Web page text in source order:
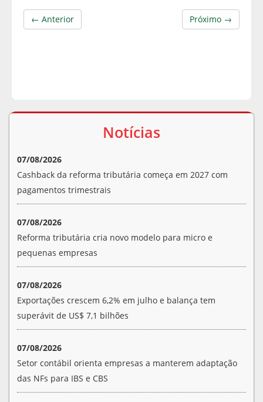
Próximo →
← Anterior
Notícias
07/08/2026
Cashback da reforma tributária começa em 2027 com
pagamentos trimestrais
07/08/2026
Reforma tributária cria novo modelo para micro e
pequenas empresas
07/08/2026
Exportações crescem 6,2% em julho e balança tem
superávit de US$ 7,1 bilhões
07/08/2026
Setor contábil orienta empresas a manterem adaptação
das NFs para IBS e CBS